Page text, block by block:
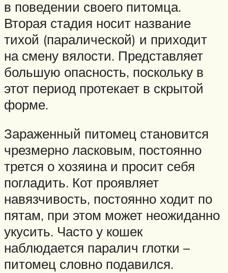
в поведении своего питомца.
Вторая стадия носит название
тихой (паралической) и приходит
на смену вялости. Представляет
большую опасность, поскольку в
этот период протекает в скрытой
форме.
Зараженный питомец становится
чрезмерно ласковым, постоянно
трется о хозяина и просит себя
погладить. Кот проявляет
навязчивость, постоянно ходит по
пятам, при этом может неожиданно
укусить. Часто у кошек
наблюдается паралич глотки –
питомец словно подавился.